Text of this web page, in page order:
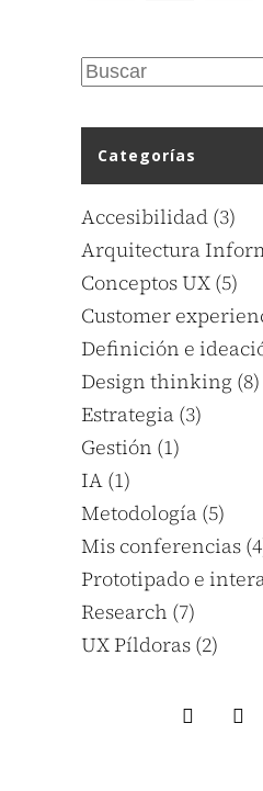
Categorías
Accesibilidad (3)
Arquitectura
Conceptos UX (5)
Customer
Definición e
Design thinking (8)
Estrategia (3)
Gestión (1)
IA (1)
Metodología (5)
Mis conferencias
Prototipado e
Research (7)
UX Píldoras (2)
instagram